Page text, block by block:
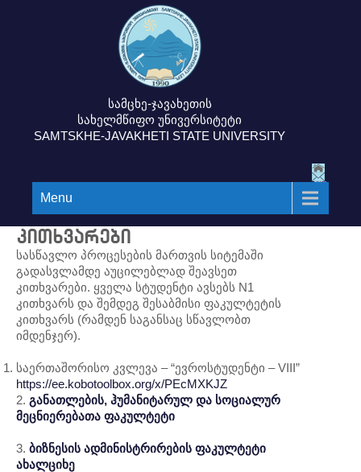
სამცხე-ჯავახეთის
სახელმწიფო უნივერსიტეტი
SAMTSKHE-JAVAKHETI STATE UNIVERSITY
Menu
კითხვარები
სასწავლო პროცესების მართვის სიტემაში
გადასვლამდე აუცილებლად შეავსეთ
კითხვარები. ყველა სტუდენტი ავსებს N1
კითხვარს და შემდეგ შესაბმისი ფაკულტეტის
კითხვარს (რამდენ საგანსაც სწავლობთ
იმდენჯერ).
საერთაშორისო კვლევა – “ევროსტუდენტი – VIII”
https://ee.kobotoolbox.org/x/PEcMXKJZ
2. განათლების, ჰუმანიტარულ და სოციალურ
მეცნიერებათა ფაკულტეტი
3. ბიზნესის ადმინისტრირების ფაკულტეტი
ახალციხე